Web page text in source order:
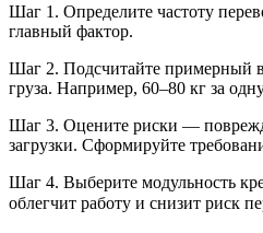
Шаг 1. Определите частоту
главный фактор.
Шаг 2. Подсчитайте примерный
груза. Например, 60–80 кг за
Шаг 3. Оцените риски —
загрузки. Сформируйте
Шаг 4. Выберите модульность
облегчит работу и снизит риск